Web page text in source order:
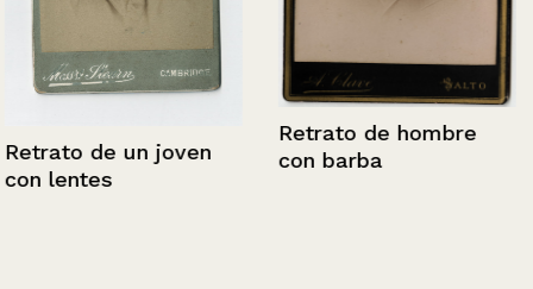
Retrato de un joven
con lentes
Retrato de hombre
con barba